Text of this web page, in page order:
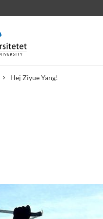
Hej Ziyue Yang!